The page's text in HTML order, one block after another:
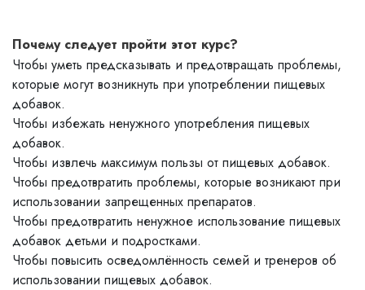
Почему следует пройти этот курс?
Чтобы уметь предсказывать и предотвращать проблемы,
которые могут возникнуть при употреблении пищевых
добавок.
Чтобы избежать ненужного употребления пищевых
добавок.
Чтобы извлечь максимум пользы от пищевых добавок.
Чтобы предотвратить проблемы, которые возникают при
использовании запрещенных препаратов.
Чтобы предотвратить ненужное использование пищевых
добавок детьми и подростками.
Чтобы повысить осведомлённость семей и тренеров об
использовании пищевых добавок.